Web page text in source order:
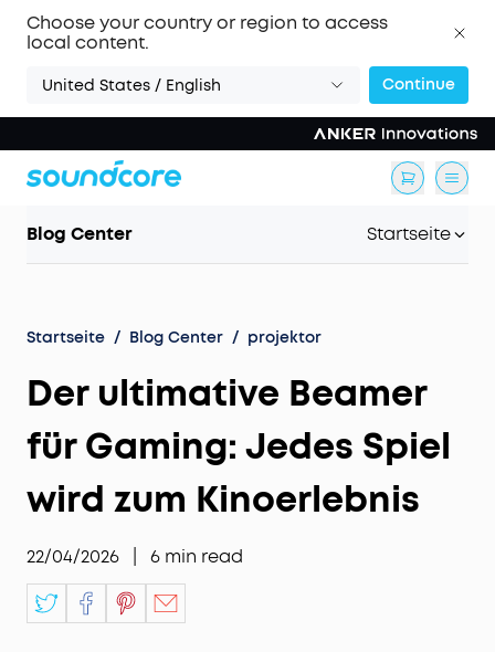
Choose your country or region to access
local content.
United States / English Continue
Blog Center Startseite
Startseite / Blog Center / projektor
Der ultimative Beamer
für Gaming: Jedes Spiel
wird zum Kinoerlebnis
22/04/2026 6 min read